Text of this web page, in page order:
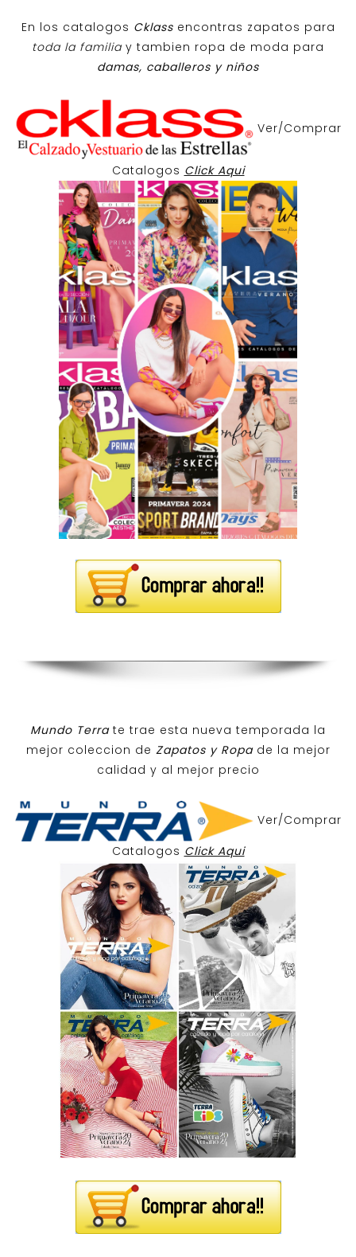
En los catalogos Cklass encontras zapatos para
toda la familiay tambien ropa de moda para
damas, caballeros y niños
Ver/Comprar
Catalogos Click Aqui
Mundo Terra te trae esta nueva temporada la
mejor coleccion de Zapatos y Ropa de la mejor
calidad y al mejor precio
Ver/Comprar
Catalogos Click Aqui